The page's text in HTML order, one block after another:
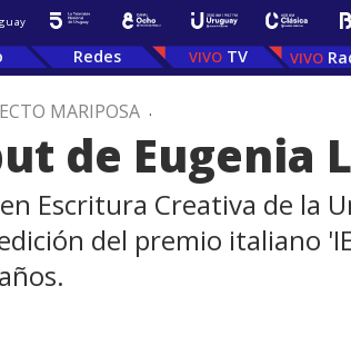
Redes TV
MARIPOSA .
de Eugenia
Escritura Creativa de la
del premio italiano